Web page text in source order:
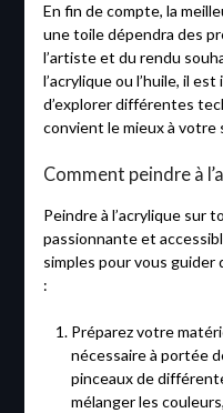
En fin de compte, la
une toile dépendra des
l’artiste et du rendu
l’acrylique ou l’huile, il
d’explorer différentes
convient le mieux à
Comment peindre à
Peindre à l’acrylique sur
passionnante et
simples pour vous
:
Préparez votre
nécessaire à portée
pinceaux de
mélanger les